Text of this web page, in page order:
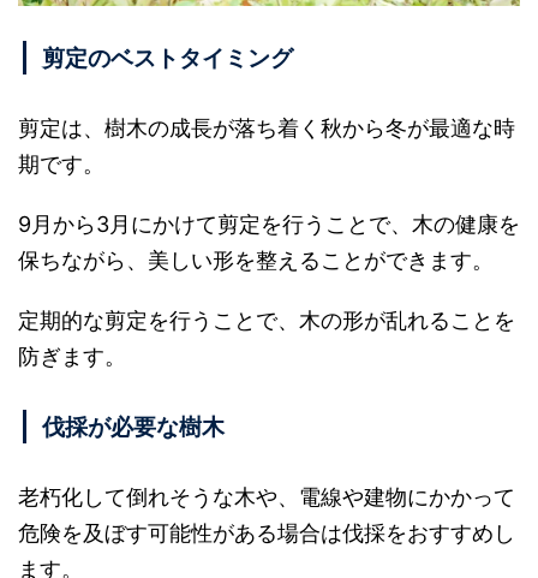
剪定のベストタイミング
剪定は、樹木の成長が落ち着く秋から冬が最適な時
期です。
9月から3月にかけて剪定を行うことで、木の健康を
保ちながら、美しい形を整えることができます。
定期的な剪定を行うことで、木の形が乱れることを
防ぎます。
伐採が必要な樹木
老朽化し​​て倒れそうな木や、電線や建物にかかって
危険を及ぼす可能性がある場合は伐採をおすすめし
ます。